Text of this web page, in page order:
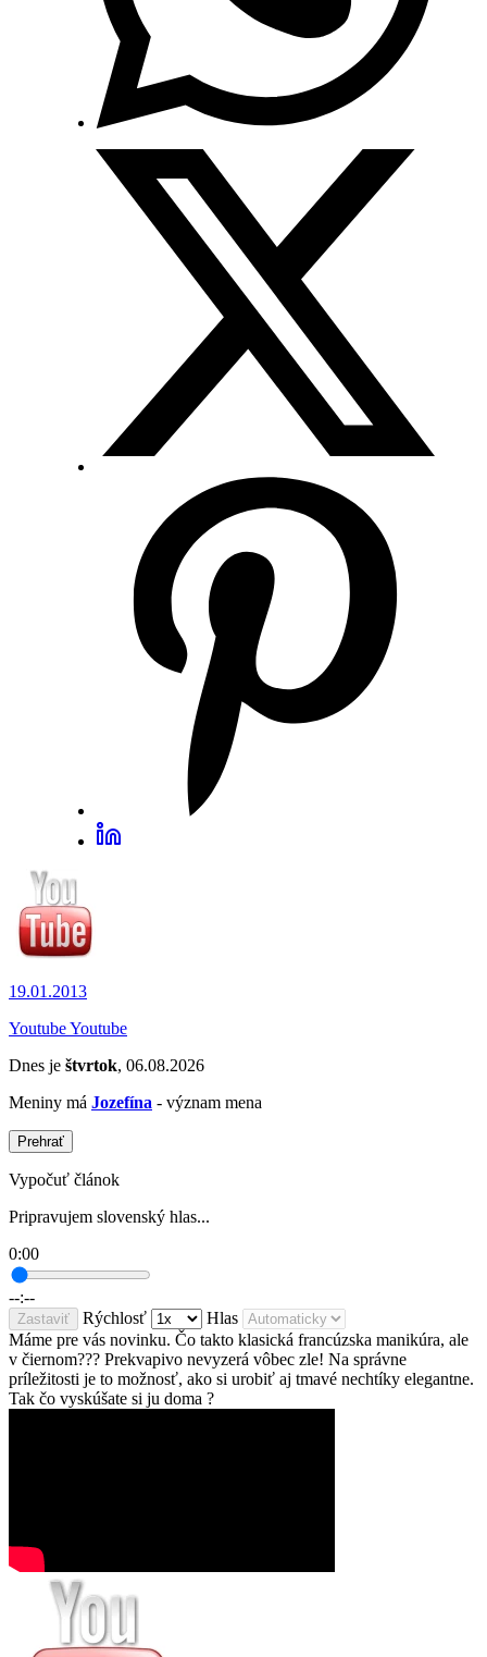
19.01.2013
Youtube Youtube
Dnes je štvrtok, 06.08.2026
Meniny má Jozefína - význam mena
Prehrať
Vypočuť článok
Pripravujem slovenský hlas...
0:00
--:--
Zastaviť Rýchlosť
Hlas
Máme pre vás novinku. Čo takto klasická francúzska manikúra, ale
v čiernom??? Prekvapivo nevyzerá vôbec zle! Na správne
príležitosti je to možnosť, ako si urobiť aj tmavé nechtíky elegantne.
Tak čo vyskúšate si ju doma ?